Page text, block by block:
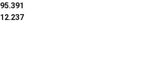
95.391
12.237